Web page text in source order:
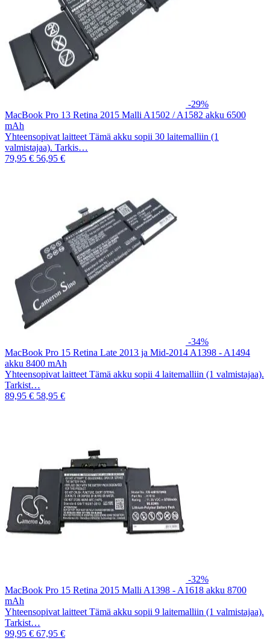
-29%
MacBook Pro 13 Retina 2015 Malli A1502 / A1582 akku 6500
mAh
Yhteensopivat laitteet Tämä akku sopii 30 laitemalliin (1
valmistajaa). Tarkis…
79,95 € 56,95 €
-34%
MacBook Pro 15 Retina Late 2013 ja Mid-2014 A1398 - A1494
akku 8400 mAh
Yhteensopivat laitteet Tämä akku sopii 4 laitemalliin (1 valmistajaa).
Tarkist…
89,95 € 58,95 €
-32%
MacBook Pro 15 Retina 2015 Malli A1398 - A1618 akku 8700
mAh
Yhteensopivat laitteet Tämä akku sopii 9 laitemalliin (1 valmistajaa).
Tarkist…
99,95 € 67,95 €